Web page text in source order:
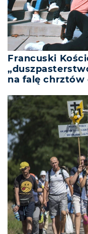
Francuski
na falę chrztów